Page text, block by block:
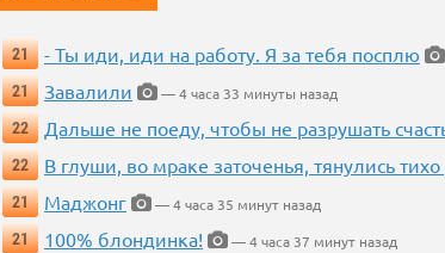
21 - Ты иди, иди на работу. Я за тебя посплю
21
Завалили
— 4 часа 33 минуты назад
22
Дальше не поеду, чтобы не разрушать
22
В глуши, во мраке заточенья, тянулись
21
Маджонг
— 4 часа 35 минут назад
21
100% блондинка!
— 4 часа 37 минут назад